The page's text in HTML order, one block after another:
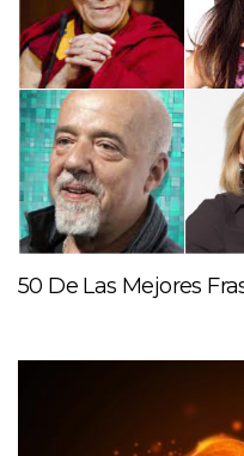
50 De Las Mejores